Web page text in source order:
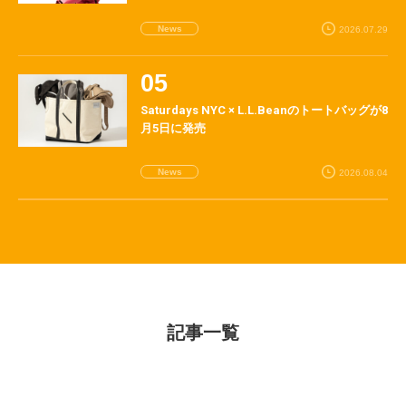
News 2026.07.29
Saturdays NYC × L.L.Beanのトートバッグが8
月5日に発売
News 2026.08.04
記事一覧